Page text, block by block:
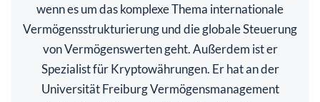
wenn es um das komplexe Thema internationale
Vermögensstrukturierung und die globale Steuerung
von Vermögenswerten geht. Außerdem ist er
Spezialist für Kryptowährungen. Er hat an der
Universität Freiburg Vermögensmanagement